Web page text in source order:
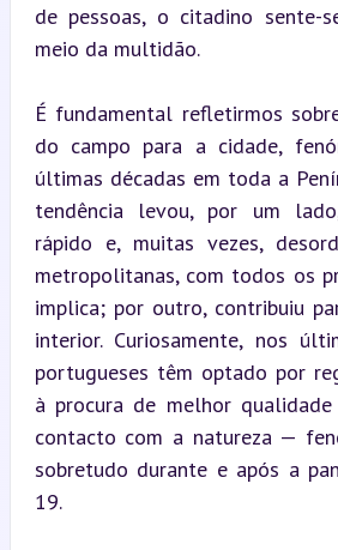
de pessoas, o citadino sente-
meio da multidão.
É fundamental refletirmos
do campo para a cidade,
últimas décadas em toda a
tendência levou, por um
rápido e, muitas vezes,
metropolitanas, com todos os
implica; por outro, contribuiu
interior. Curiosamente, nos
portugueses têm optado por
à procura de melhor
contacto com a natureza —
sobretudo durante e após a
19.